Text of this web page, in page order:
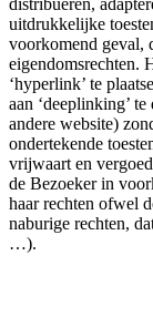
distribueren,
uitdrukkelijke
voorkomend geval,
eigendomsrechten.
‘hyperlink’ te
aan ‘deeplinking’
andere website)
ondertekende
vrijwaart en
de Bezoeker in
haar rechten ofwel
naburige rechten,
…).